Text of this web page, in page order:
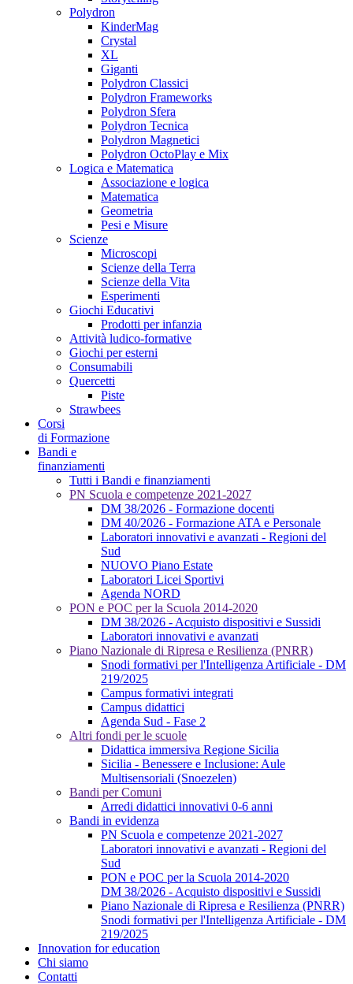
Polydron
KinderMag
Crystal
XL
Giganti
Polydron Classici
Polydron Frameworks
Polydron Sfera
Polydron Tecnica
Polydron Magnetici
Polydron OctoPlay e Mix
Logica e Matematica
Associazione e logica
Matematica
Geometria
Pesi e Misure
Scienze
Microscopi
Scienze della Terra
Scienze della Vita
Esperimenti
Giochi Educativi
Prodotti per infanzia
Attività ludico-formative
Giochi per esterni
Consumabili
Quercetti
Piste
Strawbees
Corsi
di Formazione
Bandi e
finanziamenti
Tutti i Bandi e finanziamenti
PN Scuola e competenze 2021-2027
DM 38/2026 - Formazione docenti
DM 40/2026 - Formazione ATA e Personale
Laboratori innovativi e avanzati - Regioni del
Sud
NUOVO Piano Estate
Laboratori Licei Sportivi
Agenda NORD
PON e POC per la Scuola 2014-2020
DM 38/2026 - Acquisto dispositivi e Sussidi
Laboratori innovativi e avanzati
Piano Nazionale di Ripresa e Resilienza (PNRR)
Snodi formativi per l'Intelligenza Artificiale - DM
219/2025
Campus formativi integrati
Campus didattici
Agenda Sud - Fase 2
Altri fondi per le scuole
Didattica immersiva Regione Sicilia
Sicilia - Benessere e Inclusione: Aule
Multisensoriali (Snoezelen)
Bandi per Comuni
Arredi didattici innovativi 0-6 anni
Bandi in evidenza
PN Scuola e competenze 2021-2027
Laboratori innovativi e avanzati - Regioni del
Sud
PON e POC per la Scuola 2014-2020
DM 38/2026 - Acquisto dispositivi e Sussidi
Piano Nazionale di Ripresa e Resilienza (PNRR)
Snodi formativi per l'Intelligenza Artificiale - DM
219/2025
Innovation for education
Chi siamo
Contatti